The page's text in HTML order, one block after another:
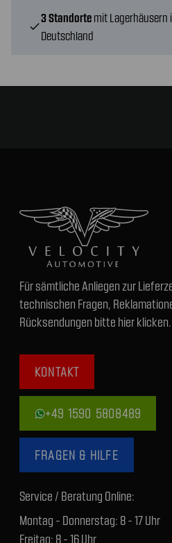
check
3 Standorte mit Lagerhäusern
Deutschland
Für sämtliche Anliegen zur
technischen Fragen,
Rücksendungen bitte hier klicken.
KONTAKT
+49 1590 5808489
FRAGEN & HILFE
Service / Beratung Online:
Montag - Donnerstag: 8 - 17 Uhr
Freitag: 8 - 16 Uhr